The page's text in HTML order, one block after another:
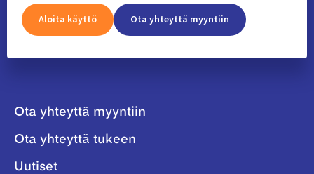
Aloita käyttö Ota yhteyttä myyntiin
Ota yhteyttä myyntiin
Ota yhteyttä tukeen
Uutiset